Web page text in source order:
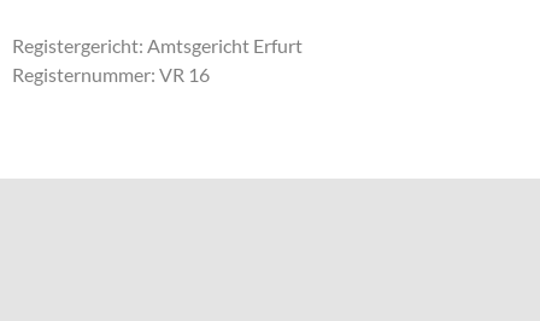
Registergericht: Amtsgericht Erfurt
Registernummer: VR 16